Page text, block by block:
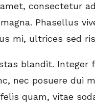
consectetur
Phasellus
mi, ultrices sed
blandit.
nec posuere dui
quam, vitae